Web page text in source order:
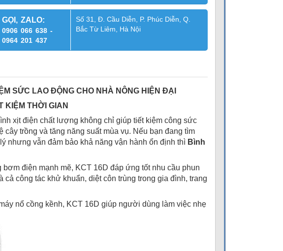
GỌI, ZALO:
0906 066 638 -
0964 201 437
Số 31, Đ. Cầu Diễn, P. Phúc Diễn, Q.
Bắc Từ Liêm, Hà Nội
SỨC LAO ĐỘNG CHO NHÀ NÔNG HIỆN ĐẠI
KIỆM THỜI GIAN
xịt điện chất lượng không chỉ giúp tiết kiệm công sức
trồng và tăng năng suất mùa vụ. Nếu bạn đang tìm
nhưng vẫn đảm bảo khả năng vận hành ổn định thì Bình
điện mạnh mẽ, KCT 16D đáp ứng tốt nhu cầu phun
công tác khử khuẩn, diệt côn trùng trong gia đình, trang
nổ cồng kềnh, KCT 16D giúp người dùng làm việc nhẹ